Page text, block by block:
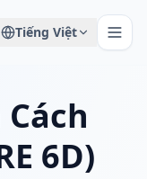
Tiếng Việt
6D)